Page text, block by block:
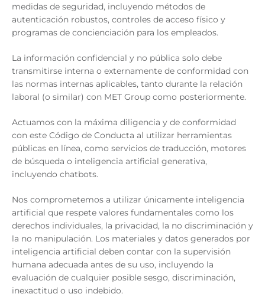
medidas de seguridad, incluyendo métodos de
autenticación robustos, controles de acceso físico y
programas de concienciación para los empleados.
La información confidencial y no pública solo debe
transmitirse interna o externamente de conformidad con
las normas internas aplicables, tanto durante la relación
laboral (o similar) con MET Group como posteriormente.
Actuamos con la máxima diligencia y de conformidad
con este Código de Conducta al utilizar herramientas
públicas en línea, como servicios de traducción, motores
de búsqueda o inteligencia artificial generativa,
incluyendo chatbots.
Nos comprometemos a utilizar únicamente inteligencia
artificial que respete valores fundamentales como los
derechos individuales, la privacidad, la no discriminación y
la no manipulación. Los materiales y datos generados por
inteligencia artificial deben contar con la supervisión
humana adecuada antes de su uso, incluyendo la
evaluación de cualquier posible sesgo, discriminación,
inexactitud o uso indebido.